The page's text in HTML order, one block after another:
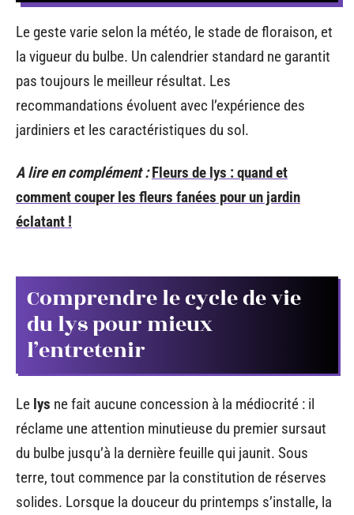
Le geste varie selon la météo, le stade de floraison, et
la vigueur du bulbe. Un calendrier standard ne garantit
pas toujours le meilleur résultat. Les
recommandations évoluent avec l’expérience des
jardiniers et les caractéristiques du sol.
A lire en complément : Fleurs de lys : quand et
comment couper les fleurs fanées pour un jardin
éclatant !
Comprendre le cycle de vie
du lys pour mieux
l’entretenir
Le lys ne fait aucune concession à la médiocrité : il
réclame une attention minutieuse du premier sursaut
du bulbe jusqu’à la dernière feuille qui jaunit. Sous
terre, tout commence par la constitution de réserves
solides. Lorsque la douceur du printemps s’installe, la